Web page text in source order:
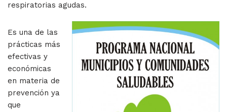
respiratorias agudas.
Es una de las
prácticas más
efectivas y
económicas
en materia de
prevención ya
que